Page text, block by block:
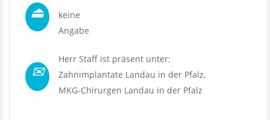
⏏
keine
Angabe
✉
Herr Staff ist präsent unter:
Zahnimplantate Landau in der Pfalz,
MKG-Chirurgen Landau in der Pfalz